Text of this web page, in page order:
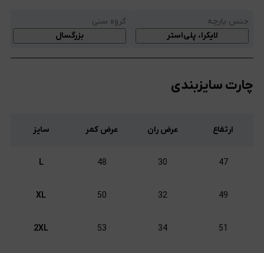
جنس پارچه
لایکرا، پلی‌استر
گروه سنی
بزرگسال
چارت سایزبندی
ارتفاع عرض ران عرض کمر سایز
47
30
48
L
49
32
50
XL
51
34
53
2XL